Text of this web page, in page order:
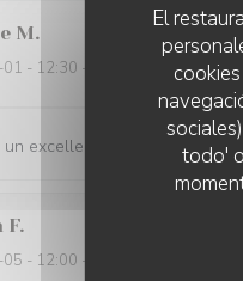
El
todo'
M
- 12:30 - Invitados 2
excellent accueil. Bon
F
- 12:00 - Invitados 4